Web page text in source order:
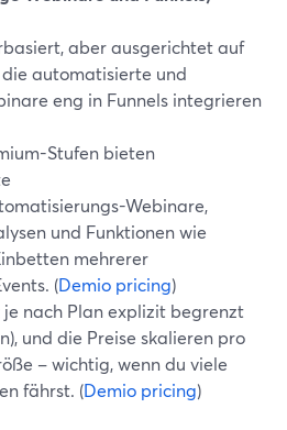
aber ausgerichtet auf
automatisierte und
eng in Funnels integrieren
Stufen bieten
Webinare,
und Funktionen wie
mehrerer
(Demio pricing)
nach Plan explizit begrenzt
und die Preise skalieren pro
– wichtig, wenn du viele
fährst. (Demio pricing)